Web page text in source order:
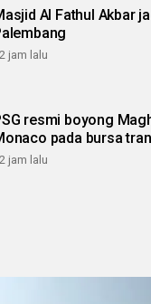
Al Fathul Akbar
jam lalu
resmi boyong
pada bursa
jam lalu